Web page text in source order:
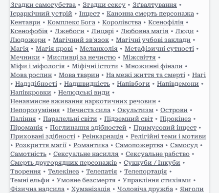
Згадки самогубства • Згадки сексу • Зґвалтування •
Ієрархічний устрій • Інцест • Канонна смерть персонажа •
Кентаври • Комплекс Бога • Королівства • Ксенофілія •
Ксенофобія • Лжебоги • Лицарі • Любовна магія • Люди •
Людожери • Магічний зв'язок • Магічні учбові заклади •
Магія • Магія крові • Меланхолія • Метафізичні сутності •
Мечники • Мисливці за нечистю • Міжсвіття •
Міфи і міфологія • Міфічні істоти • Множинні фінали •
Мова рослин • Мова тварин • На межі життя та смерті • Нагі
• Надздібності • Надшвидкість • Напівбоги • Напівдемони •
Напівкровки • Нелюдські види •
Ненавмисне вживання наркотичних речовин •
Непорозуміння • Нечиста сила • Окультизм • Острови •
Паління • Паралельні світи • Підземний світ • Пірокінез •
Піроманія • Поглинання здібностей • Примусовий інцест •
Приховані здібності • Реінкарнація • Релігійні теми і мотиви
• Розкриття магії • Романтика • Самопожертва • Самосуд •
Самотність • Сексуальне насилля • Сексуальне рабство •
Смерть другорядних персонажів • Суккуби / Інкуби •
Творення • Телекінез • Телепатія • Телепортація •
Темні ельфи • Умовне безсмертя • Управління стихіями •
Фізична надсила • Хуманізація • Чоловіча дружба • Янголи